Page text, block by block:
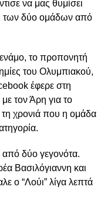
να μας θυμίσει
των δύο ομάδων από
το προπονητή
του Ολυμπιακού,
έφερε στη
τον Άρη για το
χρονιά που η ομάδα
από δύο γεγονότα.
Βασιλόγιαννη και
ο “Λούι” λίγα λεπτά